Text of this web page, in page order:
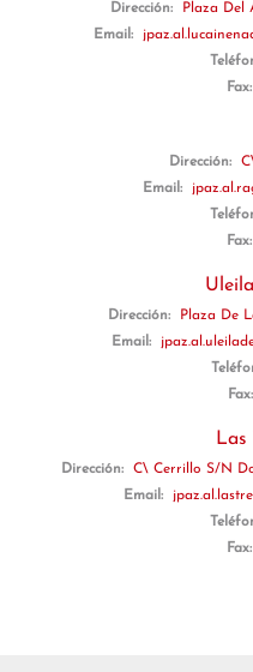
Dirección:
Plaza Del
Email:
Fax:
Dirección:
Email:
Fax:
Dirección:
Plaza De
Email:
Fax:
Las
Dirección:
C\ Cerrillo S/N
Email:
Fax: